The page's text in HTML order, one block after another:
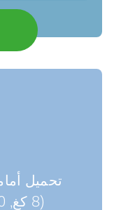
تحميل
(8 كغ, 1200 دورة في الدقيقة)